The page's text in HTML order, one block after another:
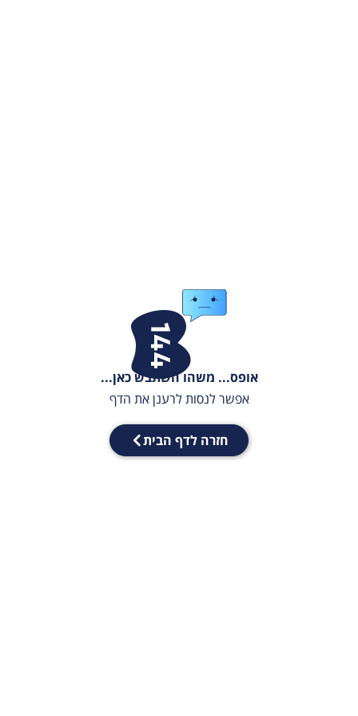
אופס... משהו השתבש כאן...
אפשר לנסות לרענן את הדף
חזרה לדף הבית